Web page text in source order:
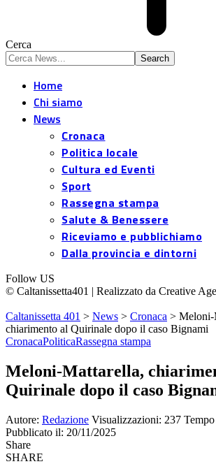
Cerca
Home
Chi siamo
News
Cronaca
Politica locale
Cultura ed Eventi
Sport
Rassegna stampa
Salute & Benessere
Riceviamo e pubblichiamo
Dalla provincia e dintorni
Follow US
© Caltanissetta401 | Realizzato da Creative
Caltanissetta 401 > News > Cronaca > Meloni-
chiarimento al Quirinale dopo il caso Bignami
CronacaPoliticaRassegna stampa
Meloni-Mattarella,
Quirinale dopo il caso
Autore: Redazione Visualizzazioni: 237
Pubblicato il: 20/11/2025
Share
SHARE